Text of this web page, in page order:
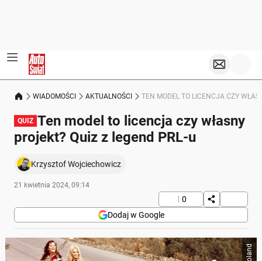
WIADOMOŚCI AKTUALNOŚCI TEN MODEL TO LICENCJA CZY
QUIZ Ten model to licencja czy własny
projekt? Quiz z legend PRL-u
Krzysztof Wojciechowicz
21 kwietnia 2024, 09:14
0
Dodaj w Google